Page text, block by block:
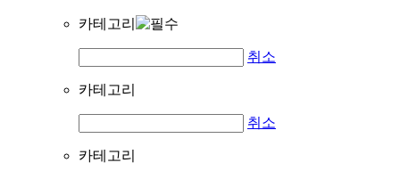
카테고리
취소
카테고리
취소
카테고리